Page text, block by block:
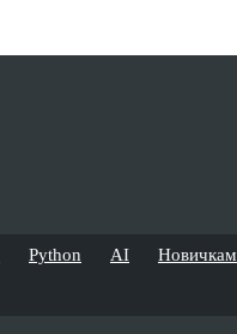
Python AI Новичкам